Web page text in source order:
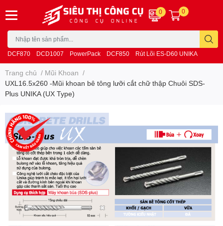
DCF870 DCD1007 PowerPack DCF850 Rút Lõi ES-D60 UNIKA
0 0
Trang chủ / Mũi Khoan /
UXL16.5x260 -Mũi khoan bê tông lưỡi cắt chữ thập Chuôi SDS-
Plus UNIKA (UX Type)